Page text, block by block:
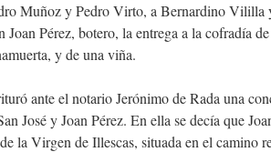
Muñoz y Pedro Virto, a Bernardino Vililla
Joan Pérez, botero, la entrega a la cofradía
y de una viña.
el notario Jerónimo de Rada una
José y Joan Pérez. En ella se decía que
la Virgen de Illescas, situada en el camino